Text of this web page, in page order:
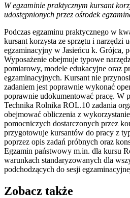
W egzaminie praktycznym kursant
udostępnionych przez ośrodek
Podczas egzaminu praktycznego w
kursant korzysta ze sprzętu i narzędzi
egzaminacyjny w Jasieńcu k. Grójca,
Wyposażenie obejmuje typowe
pomiarowy, modele edukacyjne oraz
egzaminacyjnych. Kursant nie
zadaniem jest poprawnie wykonać
poprawnie udokumentować pracę. W
Technika Rolnika ROL.10 zadania
obejmować obliczenia z
pomocniczych dostarczonych przez
przygotowuje kursantów do pracy z
poprzez opis zadań próbnych oraz
Egzamin państwowy m.in. dla kursu
warunkach standaryzowanych dla
podchodzących do sesji
Zobacz także